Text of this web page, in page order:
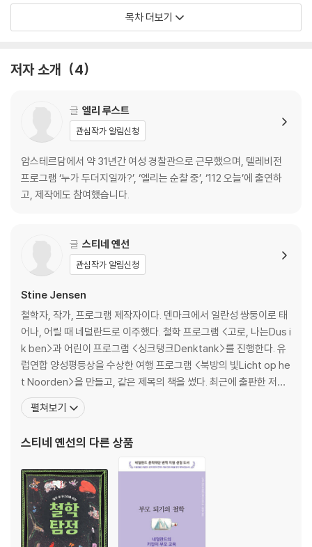
것은 사람이 서로를 대하는 태도에 대한 문제예요. 그렇게 된다면 언젠가
는 경찰이 전혀 필요 없는 날이 오게 될지도 모르겠죠.”_120쪽
는 옳지만, 어떤 경우에는 그른 일이 될 수도 있어요. 그러니까 우리는 무언
요. 그런 의미에서 스스로 생각하고 답을 찾아가는 자세를 알려주는 윤리
학 수업은 복잡한 사회를 살아가는 요즘 어린이들에게 더 필요한 책이랍니
선물일까? 뇌물일까? 105
맺는 글: 착한 일을 한다는 것 115
목차 더보기
저자 소개 4
글 엘리 루스트
관심작가 알림신청
암스테르담에서 약 31년간 여성 경찰관으로 근무했으며, 텔레비전
프로그램 ‘누가 두더지일까?’, ‘엘리는 순찰 중’, ‘112 오늘’에 출연하
고, 제작에도 참여했습니다.
글 스티네 옌선
관심작가 알림신청
Stine Jensen
철학자, 작가, 프로그램 제작자이다. 덴마크에서 일란성 쌍둥이로 태
어나, 어릴 때 네덜란드로 이주했다. 철학 프로그램 <고로, 나는Dus i
k ben>과 어린이 프로그램 <싱크탱크Denktank>를 진행한다. 유
럽연합 양성평등상을 수상한 여행 프로그램 <북방의 빛Licht op he
t Noorden>을 만들고, 같은 제목의 책을 썼다. 최근에 출판한 저서
로는 남다른 자매 관계를 다룬 ≪자매 책Zussenboek≫과, 명상,
요가 및 동양 철학의 영적 세계를 탐구한 ≪Go East≫ 등이 있다.
estje
펼쳐보기
스티네 옌선의 다른 상품